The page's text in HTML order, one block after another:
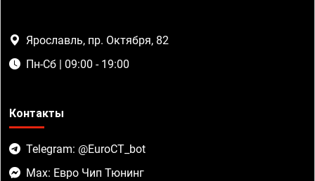
Ярославль, пр. Октября, 82
Пн-Сб | 09:00 - 19:00
Контакты
Telegram: @EuroCT_bot
Max: Евро Чип Тюнинг